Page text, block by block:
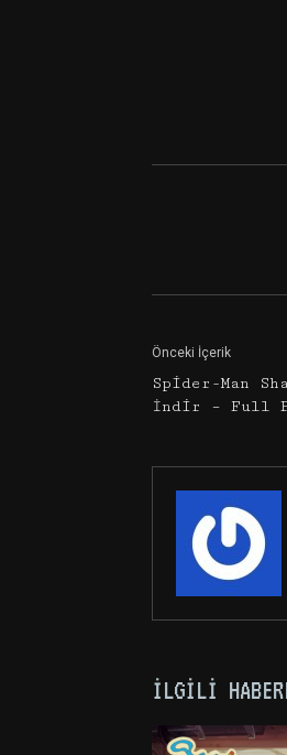
Önceki İçerik
Spider-Man
İndir – Full
İLGILI